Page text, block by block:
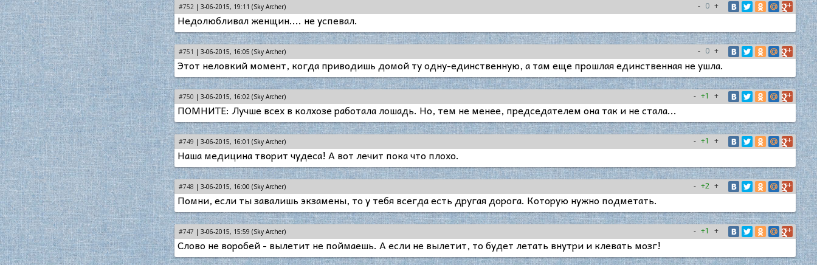
#752| 3-06-2015, 19:11 (Sky Archer) - 0 +
Недолюбливал женщин.... не успевал.
#751 | 3-06-2015, 16:05 (Sky Archer) - 0 +
Этот неловкий момент, когда приводишь домой ту одну-единственную, а там еще прошлая единственная не ушла.
#750 | 3-06-2015, 16:02 (Sky Archer) - +1 +
ПОМНИТЕ: Лучше всех в колхозе работала лошадь. Но, тем не менее, председателем она так и не стала...
#749 | 3-06-2015, 16:01 (Sky Archer) - +1 +
Наша медицина творит чудеса! А вот лечит пока что плохо.
#748 | 3-06-2015, 16:00 (Sky Archer) - +2 +
Помни, если ты завалишь экзамены, то у тебя всегда есть другая дорога. Которую нужно подметать.
#747 | 3-06-2015, 15:59 (Sky Archer) - +1 +
Слово не воробей - вылетит не поймаешь. А если не вылетит, то будет летать внутри и клевать мозг!